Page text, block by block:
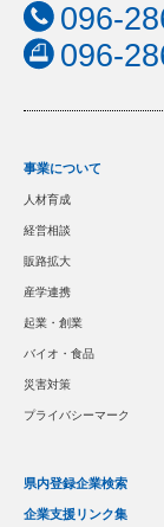
096-
096-
事業について
人材育成
経営相談
販路拡大
産学連携
起業・創業
バイオ・食品
災害対策
プライバシーマーク
県内登録企業検索
企業支援リンク集